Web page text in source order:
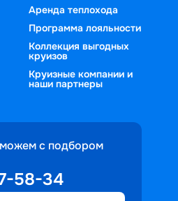
Аренда теплохода
Программа лояльности
Коллекция выгодных
круизов
Круизные компании и
наши партнеры
с подбором
58-34